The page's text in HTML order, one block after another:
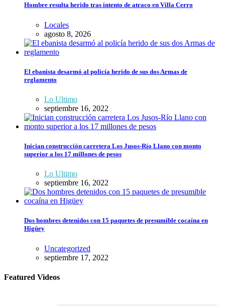
Hombre resulta herido tras intento de atraco en Villa Cerro
Locales
agosto 8, 2026
El ebanista desarmó al policía herido de sus dos Armas de
reglamento
Lo Ultimo
septiembre 16, 2022
Inician construcción carretera Los Jusos-Río Llano con monto
superior a los 17 millones de pesos
Lo Ultimo
septiembre 16, 2022
Dos hombres detenidos con 15 paquetes de presumible cocaína en
Higüey
Uncategorized
septiembre 17, 2022
Featured Videos